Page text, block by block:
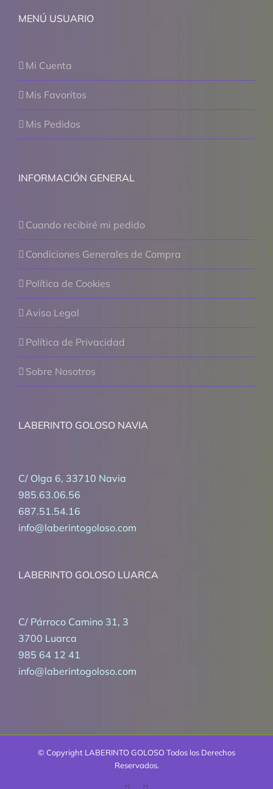
MENÚ USUARIO
Mi Cuenta
Mis Favoritos
Mis Pedidos
INFORMACIÓN GENERAL
Cuando recibiré mi pedido
Condiciones Generales de Compra
Política de Cookies
Aviso Legal
Política de Privacidad
Sobre Nosotros
LABERINTO GOLOSO NAVIA
C/ Olga 6, 33710 Navia
985.63.06.56
687.51.54.16
info@laberintogoloso.com
LABERINTO GOLOSO LUARCA
C/ Párroco Camino 31, 3
3700 Luarca
985 64 12 41
info@laberintogoloso.com
© Copyright LABERINTO GOLOSO Todos los Derechos
Reservados.